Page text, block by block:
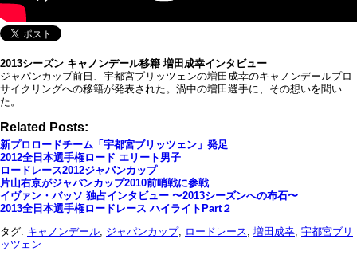
2013シーズン キャノンデール移籍 増田成幸インタビュー
ジャパンカップ前日、宇都宮ブリッツェンの増田成幸のキャノンデールプロ
サイクリングへの移籍が発表された。渦中の増田選手に、その想いを聞い
た。
Related Posts:
新プロロードチーム「宇都宮ブリッツェン」発足
2012全日本選手権ロード エリート男子
ロードレース2012ジャパンカップ
片山右京がジャパンカップ2010前哨戦に参戦
イヴァン・バッソ 独占インタビュー 〜2013シーズンへの布石〜
2013全日本選手権ロードレース ハイライトPart２
タグ: キャノンデール, ジャパンカップ, ロードレース, 増田成幸, 宇都宮ブリ
ッツェン